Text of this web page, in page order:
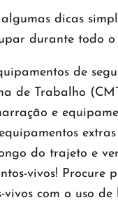
dicas
durante todo o
de
de Trabalho
e
do trajeto e
vivos!
vivos com o uso